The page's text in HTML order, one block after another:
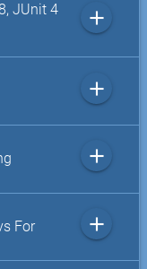
JUnit 4
add
add
add
For add